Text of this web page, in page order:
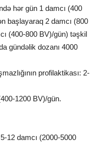
hər gün 1 damcı (400
başlayaraq 2 damcı (800
(400-800 BV)/gün) təşkil
gündəlik dozanı 4000
profilaktikası: 2-
1200 BV)/gün.
12 damcı (2000-5000